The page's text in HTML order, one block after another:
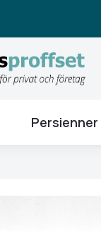
Persienner